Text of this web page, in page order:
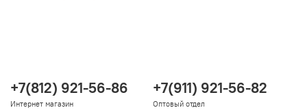
+7(812) 921-56-86
Интернет магазин
+7(911) 921-56-82
Оптовый отдел